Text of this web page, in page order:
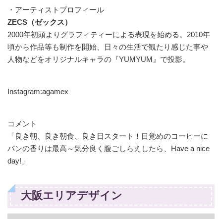
・アーティストプロフィール
ZECS（ゼックス）
2000年初頭よりグラフィティーによる表現を始める。2010年
頃から作品等も制作を開始、日々の生活で観たり感じた事や
人物などをオリジナルキャラの『YUMYUM』で投影。
Instagram:agamex
コメント
「良き朝、良き朝食、良き日スタート！目覚めのコーヒーに
パンの香りは最高～気分良く腹ごしらえしたら、Have a nice
day!」
大阪エリアデザイン